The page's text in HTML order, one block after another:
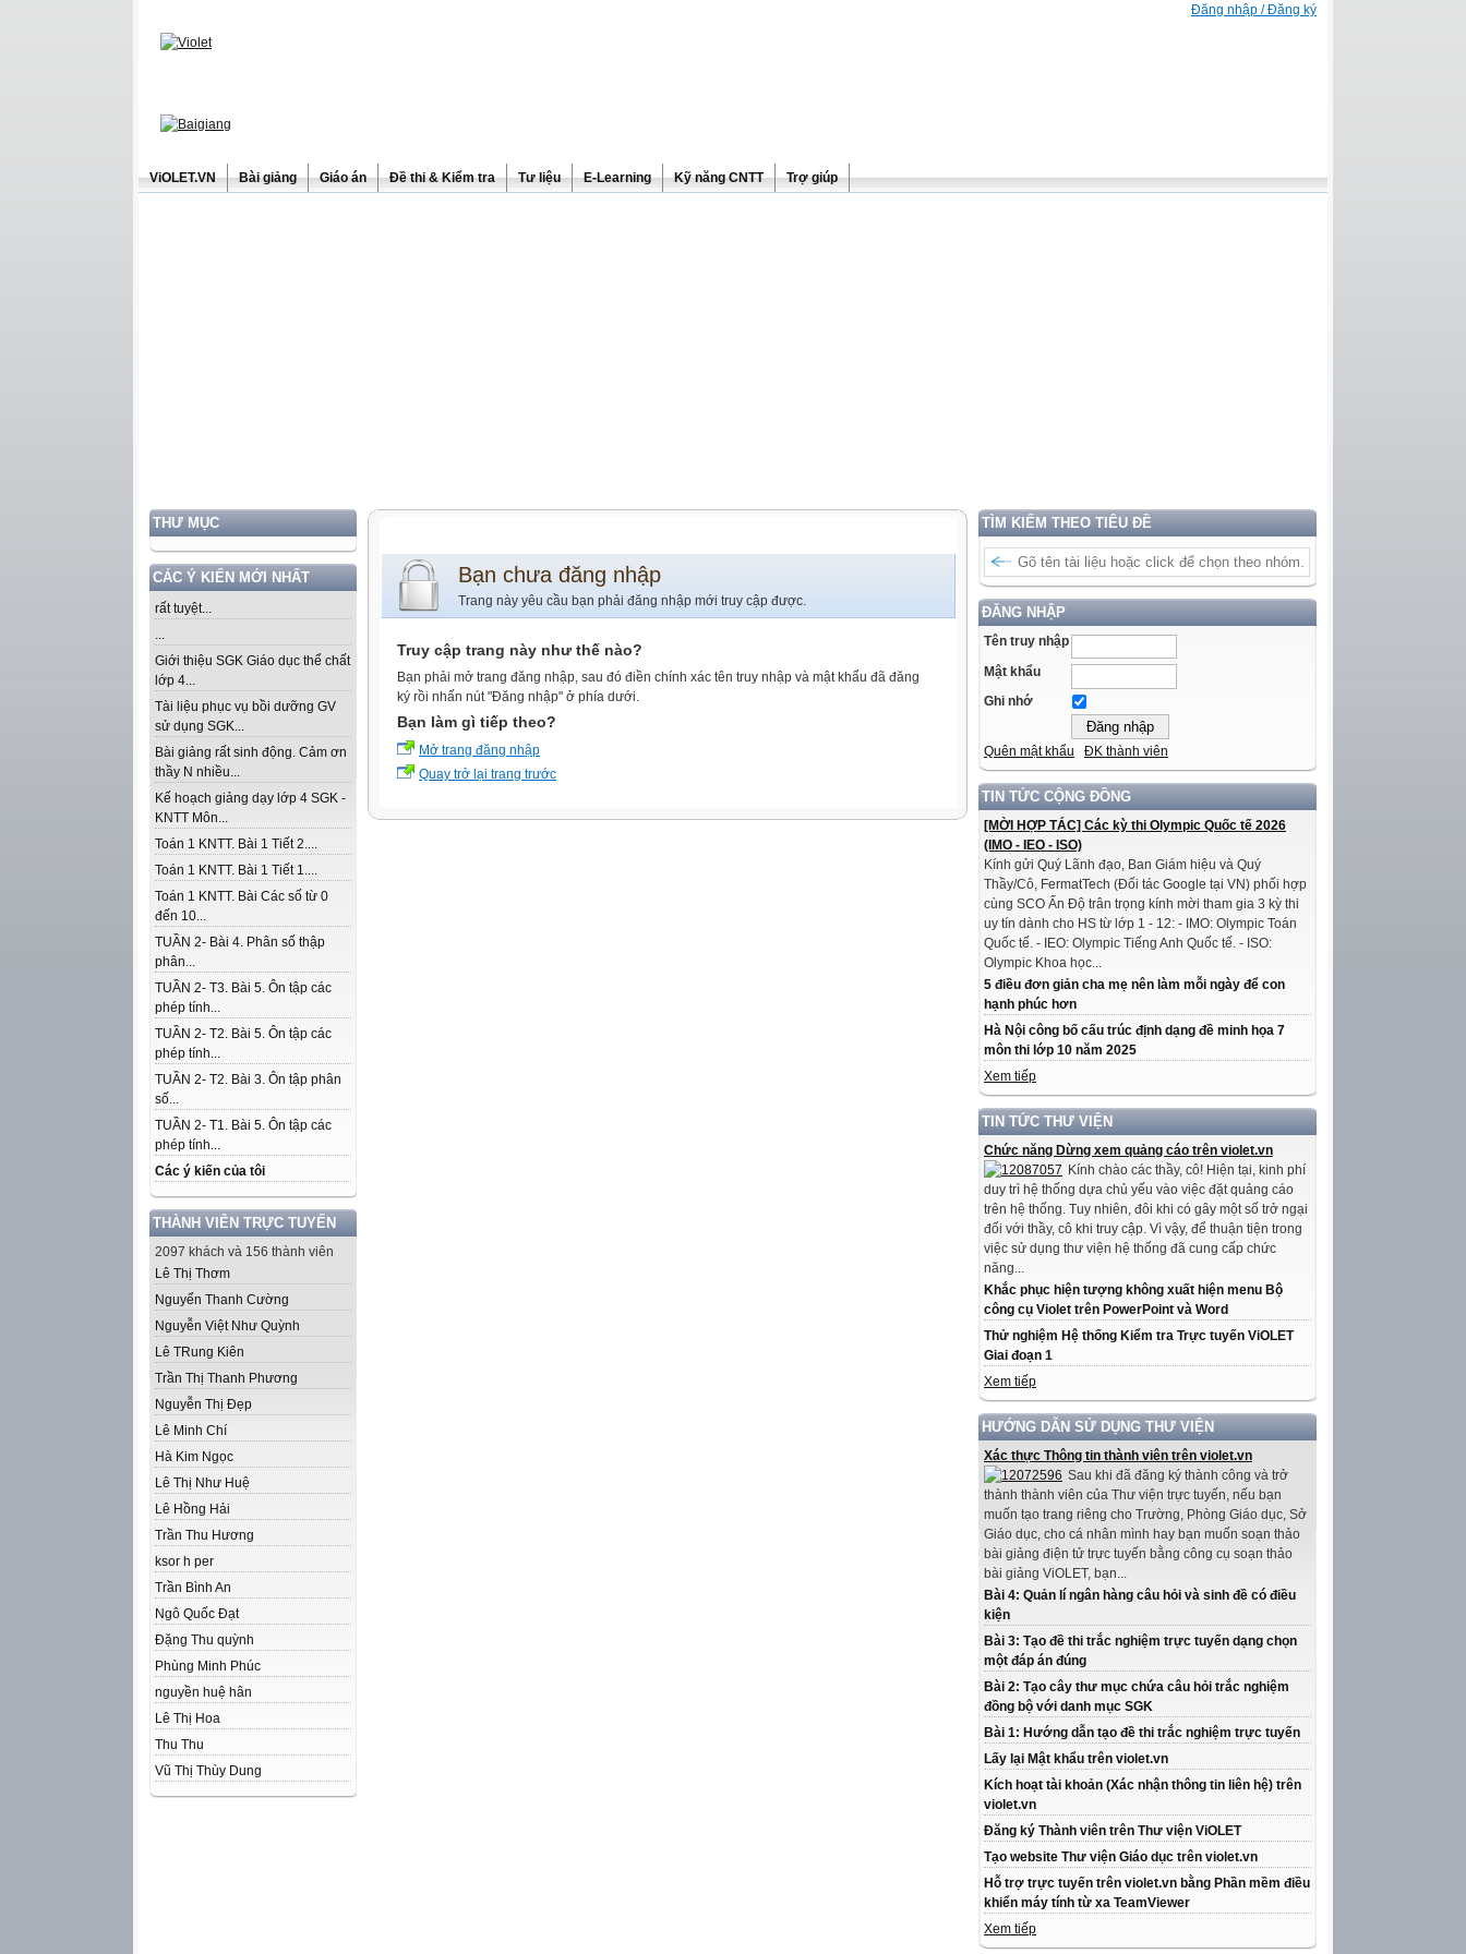
Đăng nhập / Đăng ký
ViOLET.VN Bài giảng Giáo án Đề thi & Kiểm tra Tư liệu E-Learning Kỹ năng CNTT Trợ giúp
THƯ MỤC
CÁC Ý KIẾN MỚI NHẤT
rất tuyệt...
...
Giới thiệu SGK Giáo dục thể chất
lớp 4...
Tài liệu phục vụ bồi dưỡng GV
sử dụng SGK...
Bài giảng rất sinh động. Cảm ơn
thầy N nhiều...
Kế hoạch giảng dạy lớp 4 SGK -
KNTT Môn...
Toán 1 KNTT. Bài 1 Tiết 2....
Toán 1 KNTT. Bài 1 Tiết 1....
Toán 1 KNTT. Bài Các số từ 0
đến 10...
TUẦN 2- Bài 4. Phân số thập
phân...
TUẦN 2- T3. Bài 5. Ôn tập các
phép tính...
TUẦN 2- T2. Bài 5. Ôn tập các
phép tính...
TUẦN 2- T2. Bài 3. Ôn tập phân
số...
TUẦN 2- T1. Bài 5. Ôn tập các
phép tính...
Các ý kiến của tôi
THÀNH VIÊN TRỰC TUYẾN
2097 khách và 156 thành viên
Lê Thị Thơm
Nguyển Thanh Cường
Nguyễn Việt Như Quỳnh
Lê TRung Kiên
Trần Thị Thanh Phương
Nguyễn Thị Đẹp
Lê Minh Chí
Hà Kim Ngọc
Lê Thị Như Huệ
Lê Hồng Hải
Trần Thu Hương
ksor h per
Trần Bình An
Ngô Quốc Đạt
Đặng Thu quỳnh
Phùng Minh Phúc
nguyền huệ hân
Lê Thị Hoa
Thu Thu
Vũ Thị Thùy Dung
TÌM KIẾM THEO TIÊU ĐỀ
ĐĂNG NHẬP
Tên truy nhập
Mật khẩu
Ghi nhớ
Quên mật khẩu ĐK thành viên
TIN TỨC CỘNG ĐỒNG
[MỜI HỢP TÁC] Các kỳ thi Olympic Quốc tế 2026
(IMO - IEO - ISO)
Kính gửi Quý Lãnh đạo, Ban Giám hiệu và Quý
Thầy/Cô, FermatTech (Đối tác Google tại VN) phối hợp
cùng SCO Ấn Độ trân trọng kính mời tham gia 3 kỳ thi
uy tín dành cho HS từ lớp 1 - 12: - IMO: Olympic Toán
Quốc tế. - IEO: Olympic Tiếng Anh Quốc tế. - ISO:
Olympic Khoa học...
5 điều đơn giản cha mẹ nên làm mỗi ngày để con
hạnh phúc hơn
Hà Nội công bố cấu trúc định dạng đề minh họa 7
môn thi lớp 10 năm 2025
Xem tiếp
TIN TỨC THƯ VIỆN
Chức năng Dừng xem quảng cáo trên violet.vn
Kính chào các thầy, cô! Hiện tại, kinh phí
duy trì hệ thống dựa chủ yếu vào việc đặt quảng cáo
trên hệ thống. Tuy nhiên, đôi khi có gây một số trở ngại
đối với thầy, cô khi truy cập. Vì vậy, để thuận tiện trong
việc sử dụng thư viện hệ thống đã cung cấp chức
năng...
Khắc phục hiện tượng không xuất hiện menu Bộ
công cụ Violet trên PowerPoint và Word
Thử nghiệm Hệ thống Kiểm tra Trực tuyến ViOLET
Giai đoạn 1
Xem tiếp
HƯỚNG DẪN SỬ DỤNG THƯ VIỆN
Xác thực Thông tin thành viên trên violet.vn
Sau khi đã đăng ký thành công và trở
thành thành viên của Thư viện trực tuyến, nếu bạn
muốn tạo trang riêng cho Trường, Phòng Giáo dục, Sở
Giáo dục, cho cá nhân mình hay bạn muốn soạn thảo
bài giảng điện tử trực tuyến bằng công cụ soạn thảo
bài giảng ViOLET, bạn...
Bài 4: Quản lí ngân hàng câu hỏi và sinh đề có điều
kiện
Bài 3: Tạo đề thi trắc nghiệm trực tuyến dạng chọn
một đáp án đúng
Bài 2: Tạo cây thư mục chứa câu hỏi trắc nghiệm
đồng bộ với danh mục SGK
Bài 1: Hướng dẫn tạo đề thi trắc nghiệm trực tuyến
Lấy lại Mật khẩu trên violet.vn
Kích hoạt tài khoản (Xác nhận thông tin liên hệ) trên
violet.vn
Đăng ký Thành viên trên Thư viện ViOLET
Tạo website Thư viện Giáo dục trên violet.vn
Hỗ trợ trực tuyến trên violet.vn bằng Phần mềm điều
khiển máy tính từ xa TeamViewer
Xem tiếp
Bạn chưa đăng nhập
Trang này yêu cầu bạn phải đăng nhập mới truy cập được.
Truy cập trang này như thế nào?
Bạn phải mở trang đăng nhập, sau đó điền chính xác tên truy nhập và mật khẩu đã đăng
ký rồi nhấn nút "Đăng nhập" ở phía dưới.
Bạn làm gì tiếp theo?
Mở trang đăng nhập
Quay trở lại trang trước